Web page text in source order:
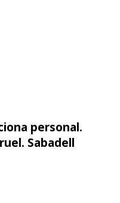
personal.
Sabadell
personal.